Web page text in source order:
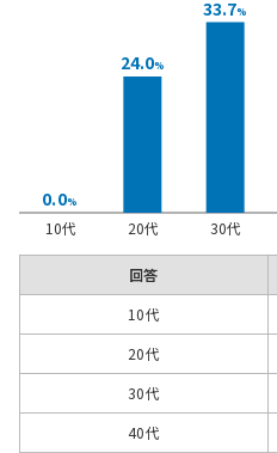
10代 20代 30代
0.0%
24.0%
33.7%
回答
10代
20代
30代
40代